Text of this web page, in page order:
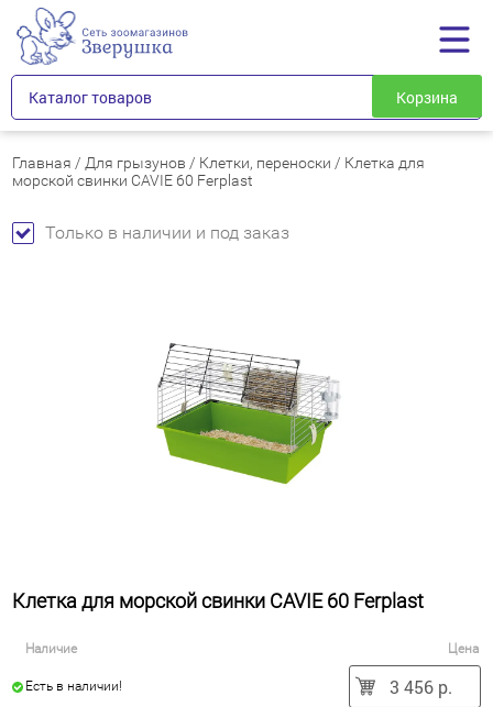
Каталог товаров Корзина
Главная / Для грызунов / Клетки, переноски / Клетка для
морской свинки CAVIE 60 Ferplast
Только в наличии и под заказ
Клетка для морской свинки CAVIE 60 Ferplast
Наличие Цена
Есть в наличии! 3 456 р.